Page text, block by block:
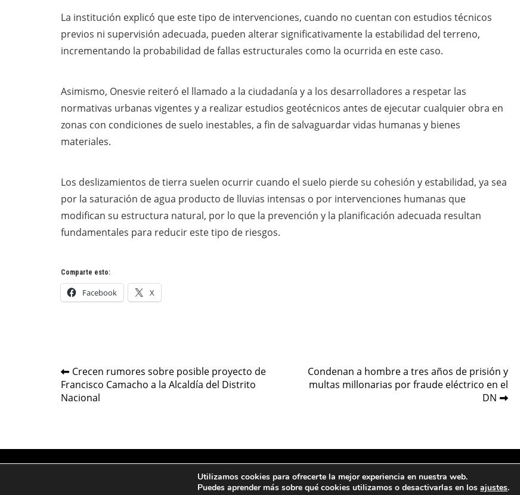
La institución explicó que este tipo de intervenciones, cuando no cuentan con estudios técnicos
previos ni supervisión adecuada, pueden alterar significativamente la estabilidad del terreno,
incrementando la probabilidad de fallas estructurales como la ocurrida en este caso.
Asimismo, Onesvie reiteró el llamado a la ciudadanía y a los desarrolladores a respetar las
normativas urbanas vigentes y a realizar estudios geotécnicos antes de ejecutar cualquier obra en
zonas con condiciones de suelo inestables, a fin de salvaguardar vidas humanas y bienes
materiales.
Los deslizamientos de tierra suelen ocurrir cuando el suelo pierde su cohesión y estabilidad, ya sea
por la saturación de agua producto de lluvias intensas o por intervenciones humanas que
modifican su estructura natural, por lo que la prevención y la planificación adecuada resultan
fundamentales para reducir este tipo de riesgos.
Comparte esto:
Facebook X
Navegación
de
Crecen rumores sobre posible proyecto de
Francisco Camacho a la Alcaldía del Distrito
Nacional
Condenan a hombre a tres años de prisión y
multas millonarias por fraude eléctrico en el
DN
© Copyright 2026. All Right Reserved.
Utilizamos cookies para ofrecerte la mejor experiencia en nuestra web.
Puedes aprender más sobre qué cookies utilizamos o desactivarlas en losajustes.